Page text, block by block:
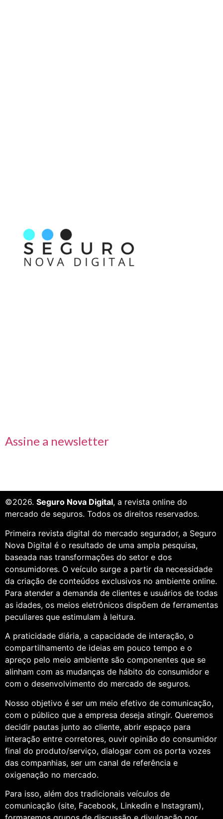
Assine a newsletter
©2026. Seguro Nova Digital, a revista online do
mercado de seguros. Todos os direitos reservados.
Primeira revista digital do mercado segurador, a Seguro
Nova Digital é o resultado de uma ampla pesquisa,
baseada nas transformações do setor e dos
consumidores. O veículo surge a partir da necessidade
da criação de conteúdos exclusivos no ambiente online.
Para atender a demanda de clientes e usuários de todas
as idades, os meios eletrônicos dispõem de ferramentas
peculiares que estimulam à leitura.
A praticidade diária, a capacidade de interação, o
compartilhamento de ideias em pouco tempo e o
apreço pelo meio ambiente são componentes que se
alinham com as mudanças de hábito do consumidor e
com o desenvolvimento do mercado de seguros.
Nosso objetivo é ser um meio efetivo de comunicação,
com o público que a empresa deseja atingir. Queremos
decidir pautas junto ao cliente, abrir espaço para
interação entre corretores, ouvir opinião do consumidor
final do produto/serviço, dialogar com os porta vozes
das companhias, ser um canal de referência e
oxigenação no mercado.
Para isso, além dos tradicionais veículos de
comunicação (site, Facebook, Linkedin e Instagram),